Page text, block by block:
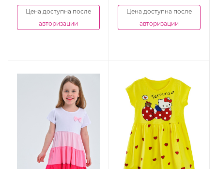
Цена доступна после
авторизации
Цена доступна после
авторизации